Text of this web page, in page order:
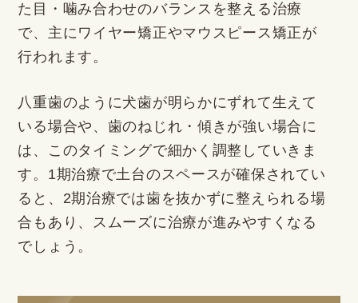
た目・噛み合わせのバランスを整える治療
で、主にワイヤー矯正やマウスピース矯正が
行われます。
八重歯のように犬歯が明らかにずれて生えて
いる場合や、歯のねじれ・傾きが強い場合に
は、このタイミングで細かく調整していきま
す。1期治療で土台のスペースが確保されてい
ると、2期治療では歯を抜かずに整えられる場
合もあり、スムーズに治療が進みやすくなる
でしょう。